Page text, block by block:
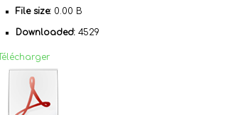
File size: 0.00 B
Downloaded: 4529
Télécharger